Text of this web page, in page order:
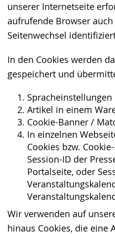
unserer Internetseite
aufrufende Browser
Seitenwechsel
In den Cookies werden
gespeichert und
Spracheinstellungen
Artikel in einem
Cookie-Banner /
In einzelnen
Cookies bzw.
Session-ID der
Portalseite, oder
Wir verwenden auf
hinaus Cookies, die eine